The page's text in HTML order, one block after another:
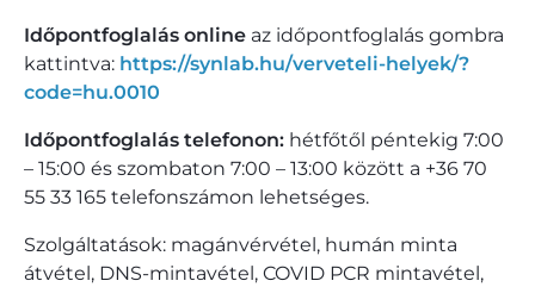
Időpontfoglalás online az időpontfoglalás gombra
kattintva: https://synlab.hu/verveteli-helyek/?
code=hu.0010
Időpontfoglalás telefonon: hétfőtől péntekig 7:00
– 15:00 és szombaton 7:00 – 13:00 között a +36 70
55 33 165 telefonszámon lehetséges.
Szolgáltatások: magánvérvétel, humán minta
átvétel, DNS-mintavétel, COVID PCR mintavétel,